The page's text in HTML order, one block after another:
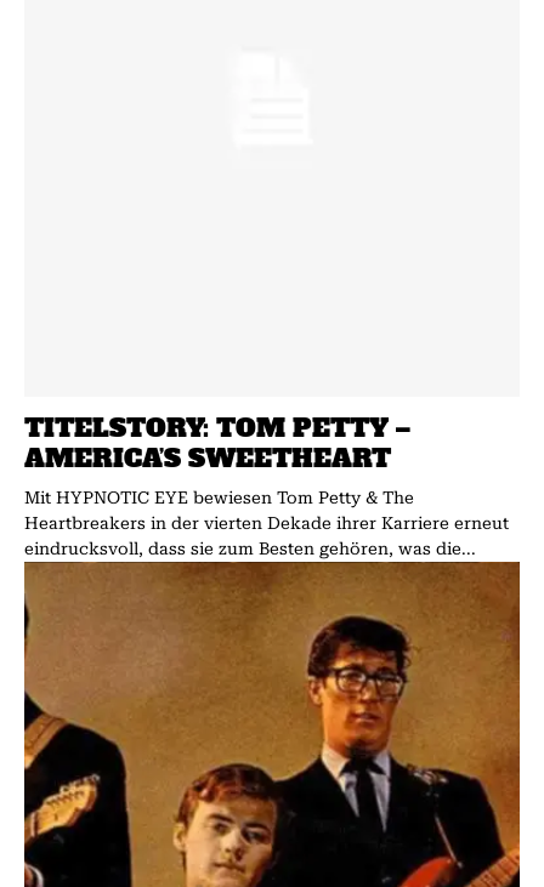
TITELSTORY: TOM PETTY –
AMERICA’S SWEETHEART
Mit HYPNOTIC EYE bewiesen Tom Petty & The
Heartbreakers in der vierten Dekade ihrer Karriere erneut
eindrucksvoll, dass sie zum Besten gehören, was die...